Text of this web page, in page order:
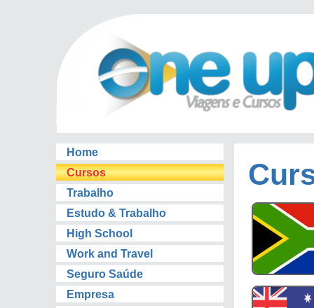
Home
Cursos
Trabalho
Estudo & Trabalho
High School
Work and Travel
Seguro Saúde
Empresa